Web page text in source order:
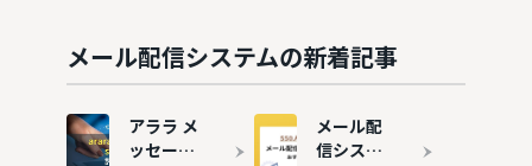
おすすめ
7選
テムおす
すめ9選
メール配信システムの新着記事
アララ メ
ッセージ
メール配
信システ